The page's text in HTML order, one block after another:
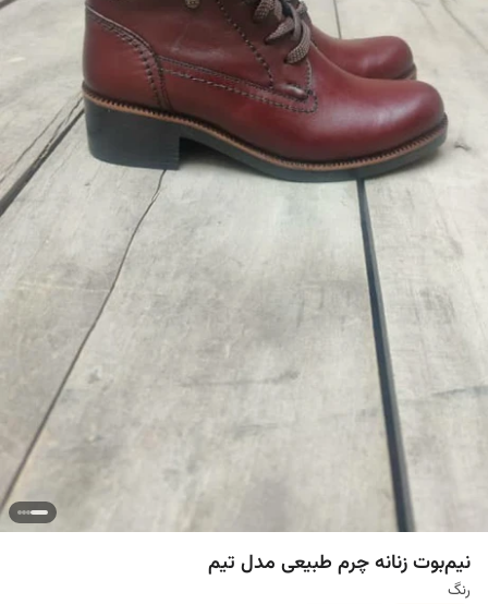
نیم‌بوت زنانه چرم طبیعی مدل تیم
رنگ